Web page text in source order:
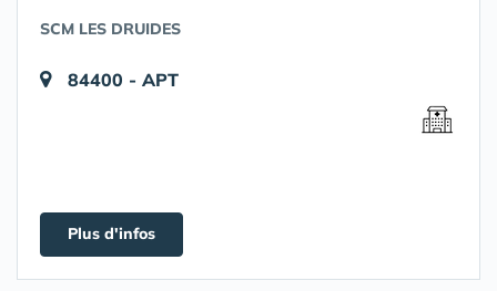
SCM LES DRUIDES
84400 - APT
Plus d'infos